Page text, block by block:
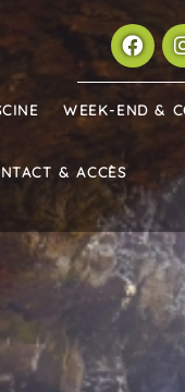
WEEK-END &
& ACCÈS